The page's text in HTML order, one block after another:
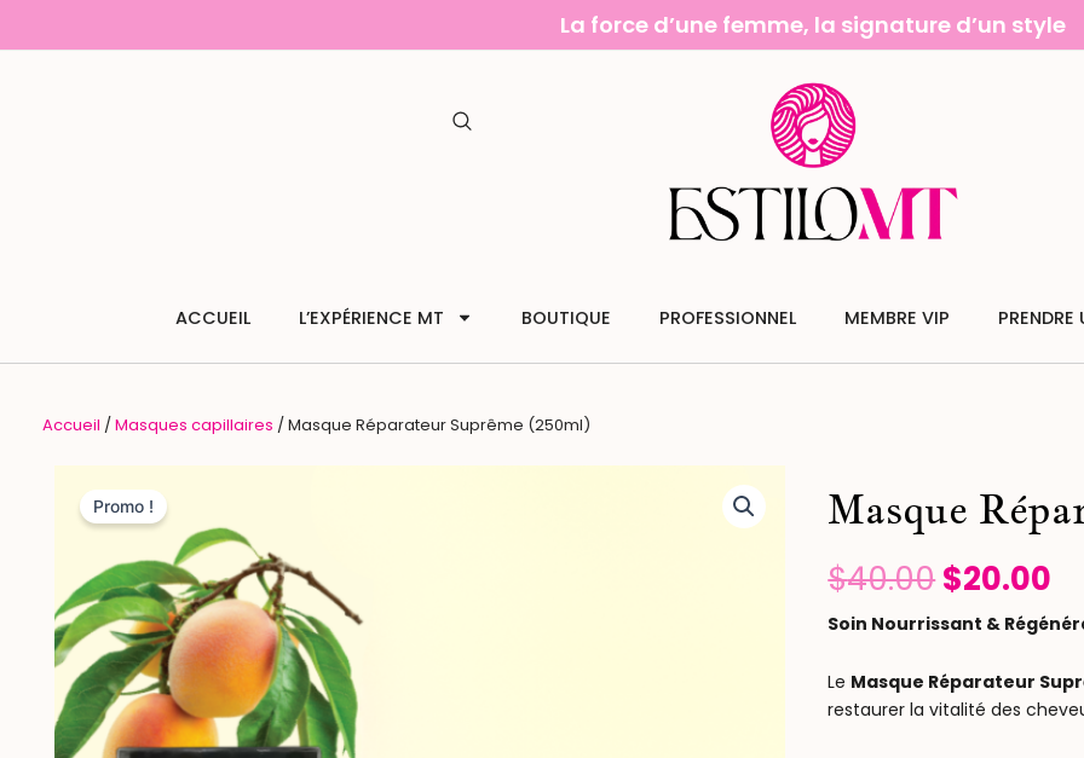
au
La force d’une femme, la signature d’un style
ACCUEIL L’EXPÉRIENCE MT BOUTIQUE PROFESSIONNEL MEMBRE VIP
Accueil /Masques capillaires / Masque Réparateur Suprême (250ml)
Promo ! Masque
$40.00Le
prix
initial
était :
$20.00
Soin Nourrissant &
Le Masque Réparateur
restaurer la vitalité des